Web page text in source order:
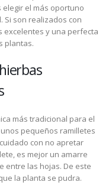
el más oportuno
Si son realizados con
excelentes y una perfecta
plantas.
más tradicional para el
pequeños ramilletes
con no apretar
es mejor un amarre
entre las hojas. De este
la planta se pudra.